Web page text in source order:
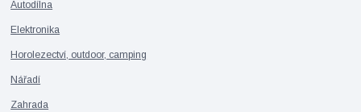
Autodílna
Elektronika
Horolezectví, outdoor, camping
Nářadí
Zahrada